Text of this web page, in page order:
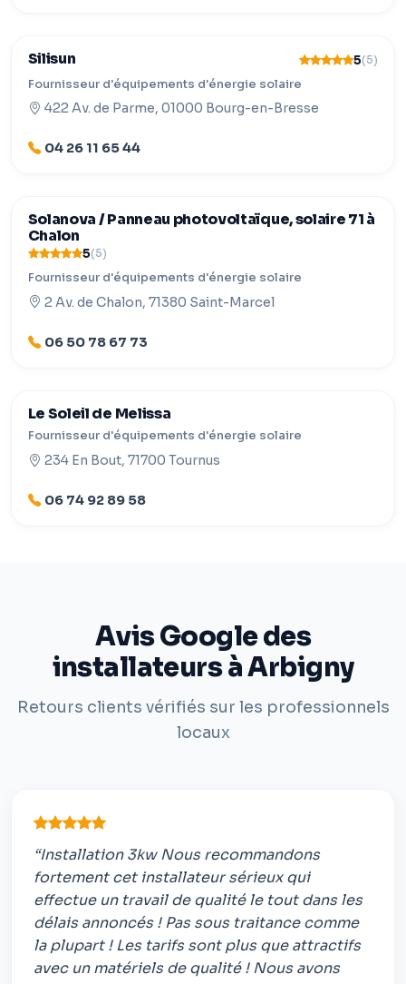
Silisun 5(5)
Fournisseur d'équipements d'énergie solaire
422 Av. de Parme, 01000 Bourg-en-Bresse
04 26 11 65 44
Solanova / Panneau photovoltaïque, solaire 71 à
Chalon
5(5)
Fournisseur d'équipements d'énergie solaire
2 Av. de Chalon, 71380 Saint-Marcel
06 50 78 67 73
Le Soleil de Melissa
Fournisseur d'équipements d'énergie solaire
234 En Bout, 71700 Tournus
06 74 92 89 58
Avis Google des
installateurs à Arbigny
Retours clients vérifiés sur les professionnels
locaux
“Installation 3kw Nous recommandons
fortement cet installateur sérieux qui
effectue un travail de qualité le tout dans les
délais annoncés ! Pas sous traitance comme
la plupart ! Les tarifs sont plus que attractifs
avec un matériels de qualité ! Nous avons